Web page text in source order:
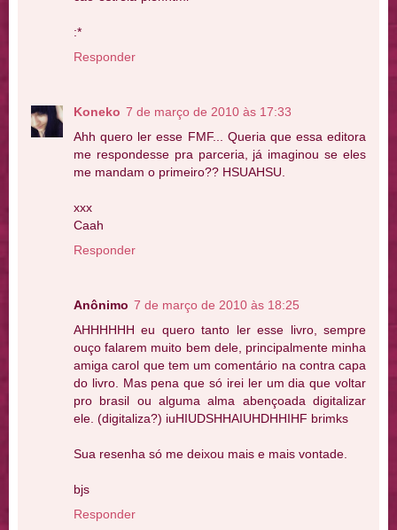
:*
Responder
Koneko 7 de março de 2010 às 17:33
Ahh quero ler esse FMF... Queria que essa editora
me respondesse pra parceria, já imaginou se eles
me mandam o primeiro?? HSUAHSU.
xxx
Caah
Responder
Anônimo 7 de março de 2010 às 18:25
AHHHHHH eu quero tanto ler esse livro, sempre
ouço falarem muito bem dele, principalmente minha
amiga carol que tem um comentário na contra capa
do livro. Mas pena que só irei ler um dia que voltar
pro brasil ou alguma alma abençoada digitalizar
ele. (digitaliza?) iuHIUDSHHAIUHDHHIHF brimks
Sua resenha só me deixou mais e mais vontade.
bjs
Responder